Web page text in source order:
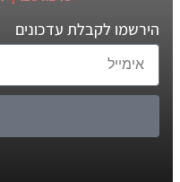
הירשמו לקבלת עדכונים